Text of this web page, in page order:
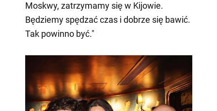
Moskwy, zatrzymamy się w Kijowie.
Będziemy spędzać czas i dobrze się bawić.
Tak powinno być."